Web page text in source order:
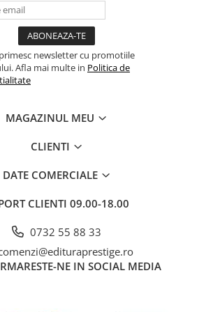
newsletter cu promotiile
Afla mai multe in Politica de
MAGAZINUL MEU
CLIENTI
DATE COMERCIALE
CLIENTI 09.00-18.00
0732 55 88 33
NE IN SOCIAL MEDIA